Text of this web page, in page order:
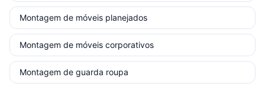
Montagem de móveis planejados
Montagem de móveis corporativos
Montagem de guarda roupa